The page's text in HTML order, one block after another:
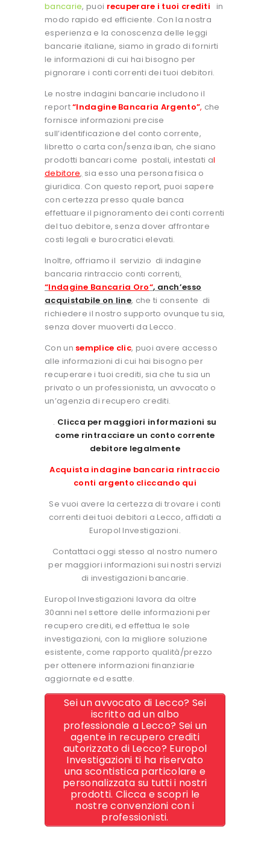
bancarie, puoi recuperare i tuoi crediti
in
modo rapido ed efficiente. Con la nostra
esperienza e la conoscenza delle leggi
bancarie italiane, siamo in grado di fornirti
le informazioni di cui hai bisogno per
pignorare i conti correnti dei tuoi debitori.
Le nostre indagini bancarie includono il
report“Indagine Bancaria Argento”, che
fornisce informazioni precise
sull’identificazione del conto corrente,
libretto o carta con/senza iban, che siano
prodotti bancari come postali, intestati al
debitore, sia esso una persona fisica o
giuridica. Con questo report, puoi sapere
con certezza presso quale banca
effettuare il pignoramento dei conti correnti
del tuo debitore, senza dover affrontare
costi legali e burocratici elevati.
Inoltre, offriamo il servizio di indagine
bancaria rintraccio conti correnti,
“Indagine Bancaria Oro“, anch’esso
acquistabile on line, che ti consente di
richiedere il nostro supporto ovunque tu sia,
senza dover muoverti da Lecco.
Con un semplice clic, puoi avere accesso
alle informazioni di cui hai bisogno per
recuperare i tuoi crediti, sia che tu sia un
privato o un professionista, un avvocato o
un’agenzia di recupero crediti.
. Clicca per maggiori informazioni su
come rintracciare un conto corrente
debitore legalmente
Acquista indagine bancaria rintraccio
conti argento cliccando qui
Se vuoi avere la certezza di trovare i conti
correnti dei tuoi debitori a Lecco, affidati a
Europol Investigazioni.
Contattaci oggi stesso al nostro numero
per maggiori informazioni sui nostri servizi
di investigazioni bancarie.
Europol Investigazioni lavora da oltre
30anni nel settore delle informazioni per
recupero crediti, ed effettua le sole
investigazioni, con la migliore soluzione
esistente, come rapporto qualità/prezzo
per ottenere informazioni finanziarie
aggiornate ed esatte.
Sei un avvocato di Lecco? Sei
iscritto ad un albo
professionale a Lecco? Sei un
agente in recupero crediti
autorizzato di Lecco? Europol
Investigazioni ti ha riservato
una scontistica particolare e
personalizzata su tutti i nostri
prodotti. Clicca e scopri le
nostre convenzioni con i
professionisti.